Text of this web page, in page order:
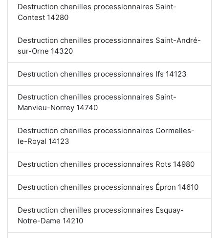
Destruction chenilles processionnaires Saint-
Contest 14280
Destruction chenilles processionnaires Saint-André-
sur-Orne 14320
Destruction chenilles processionnaires Ifs 14123
Destruction chenilles processionnaires Saint-
Manvieu-Norrey 14740
Destruction chenilles processionnaires Cormelles-
le-Royal 14123
Destruction chenilles processionnaires Rots 14980
Destruction chenilles processionnaires Épron 14610
Destruction chenilles processionnaires Esquay-
Notre-Dame 14210